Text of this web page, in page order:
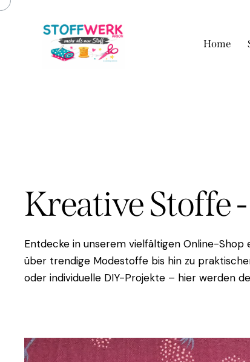
Home
Kreative Stoffe
Entdecke in unserem vielfältigen Online-
über trendige Modestoffe bis hin zu
oder individuelle DIY-Projekte – hier werden